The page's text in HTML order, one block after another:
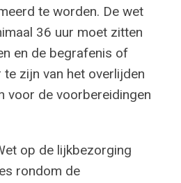
te worden. De wet
36 uur moet zitten
en de begrafenis of
zijn van het overlijden
voor de voorbereidingen
op de lijkbezorging
rondom de